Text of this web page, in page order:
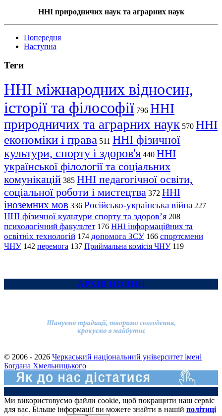
ННІ природничих наук та аграрних наук
Попередня
Наступна
Теги
ННІ міжнародних відносин,
історії та філософії 796 ННІ
природничих та аграрних наук 570 ННІ
економіки і права 511 ННІ фізичної
культури, спорту і здоров'я 440 ННІ
української філології та соціальних
комунікацій 385 ННІ педагогічної освіти,
соціальної роботи і мистецтва 372 ННІ
іноземних мов 336 Російсько-українська війна 227
ННІ фізичної культури спорту та здоров’я 208
психологічний факультет 176 ННІ інформаційних та
освітніх технологій 174 допомога ЗСУ 166 спортсмени
ЧНУ 142 перемога 137 Приймальна комісія ЧНУ 119
АРХІВ НОВИН
© 2006 - 2026 Черкаський національний університет імені
Богдана Хмельницького
Ми використовуємо файли cookie, щоб покращити наш сервіс
для вас. Більше інформації ви можете знайти в нашій політиці